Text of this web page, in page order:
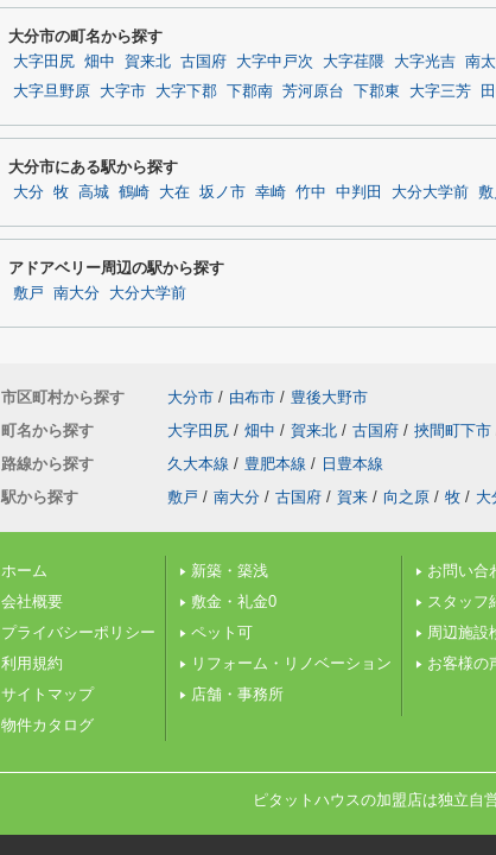
大分市の町名から探す
大字田尻 畑中 賀来北 古国府 大字中戸次 大字荏隈 大字光吉 南
大字旦野原
大字市 大字下郡 下郡南 芳河原台 下郡東 大字三芳
大分市にある駅から探す
大分 牧 高城 鶴崎 大在 坂ノ市 幸崎 竹中 中判田 大分大学前 敷
アドアベリー周辺の駅から探す
敷戸 南大分 大分大学前
市区町村から探す 大分市 / 由布市 / 豊後大野市
町名から探す
大字田尻 / 畑中 / 賀来北 / 古国府 / 挾間町下市
路線から探す
久大本線 / 豊肥本線 / 日豊本線
駅から探す
敷戸 / 南大分 / 古国府 / 賀来 / 向之原 / 牧 / 大
ホーム
会社概要
プライバシーポリシー
利用規約
サイトマップ
物件カタログ
新築・築浅
敷金・礼金0
ペット可
リフォーム・リノベーション
店舗・事務所
お問い合
スタッフ
周辺施設
お客様の
ピタットハウスの加盟店は独立自